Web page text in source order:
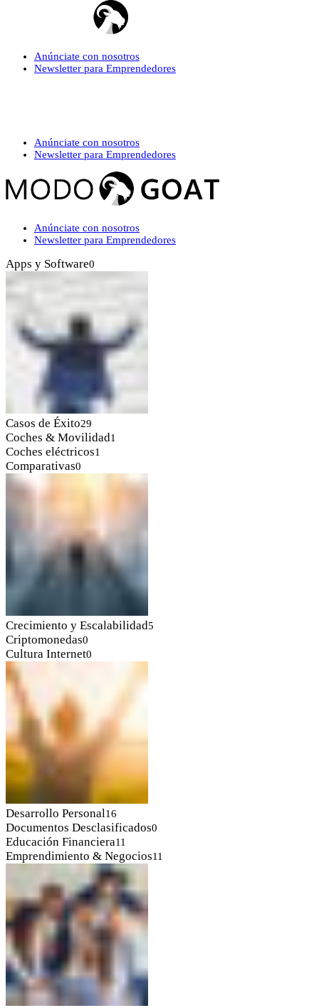
Anúnciate con nosotros
Newsletter para Emprendedores
Anúnciate con nosotros
Newsletter para Emprendedores
Anúnciate con nosotros
Newsletter para Emprendedores
Apps y Software0
Casos de Éxito29
Coches & Movilidad1
Coches eléctricos1
Comparativas0
Crecimiento y Escalabilidad5
Criptomonedas0
Cultura Internet0
Desarrollo Personal16
Documentos Desclasificados0
Educación Financiera11
Emprendimiento & Negocios11